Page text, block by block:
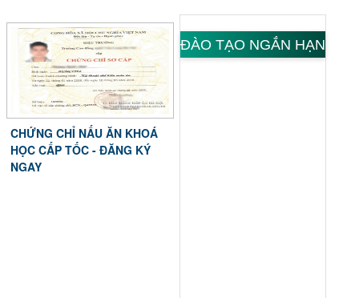
CHỨNG CHỈ NẤU ĂN KHOÁ
HỌC CẤP TỐC - ĐĂNG KÝ
NGAY
ĐÀO TẠO NGẮN HẠN